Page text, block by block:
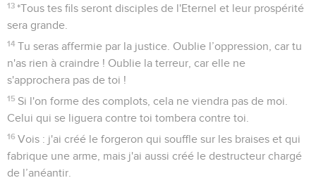
13 *Tous tes fils seront disciples de l'Eternel et leur prospérité
sera grande.
14 Tu seras affermie par la justice. Oublie l’oppression, car tu
n'as rien à craindre ! Oublie la terreur, car elle ne
s'approchera pas de toi !
15 Si l'on forme des complots, cela ne viendra pas de moi.
Celui qui se liguera contre toi tombera contre toi.
16 Vois : j'ai créé le forgeron qui souffle sur les braises et qui
fabrique une arme, mais j'ai aussi créé le destructeur chargé
de l’anéantir.